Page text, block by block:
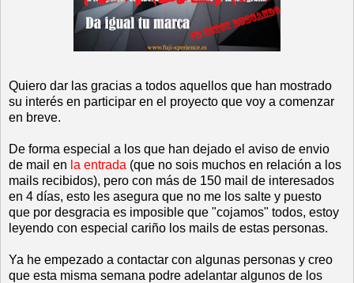
Quiero dar las gracias a todos aquellos que han mostrado
su interés en participar en el proyecto que voy a comenzar
en breve.
De forma especial a los que han dejado el aviso de envio
de mail en la entrada (que no sois muchos en relación a los
mails recibidos), pero con más de 150 mail de interesados
en 4 días, esto les asegura que no me los salte y puesto
que por desgracia es imposible que "cojamos" todos, estoy
leyendo con especial cariño los mails de estas personas.
Ya he empezado a contactar con algunas personas y creo
que esta misma semana podre adelantar algunos de los